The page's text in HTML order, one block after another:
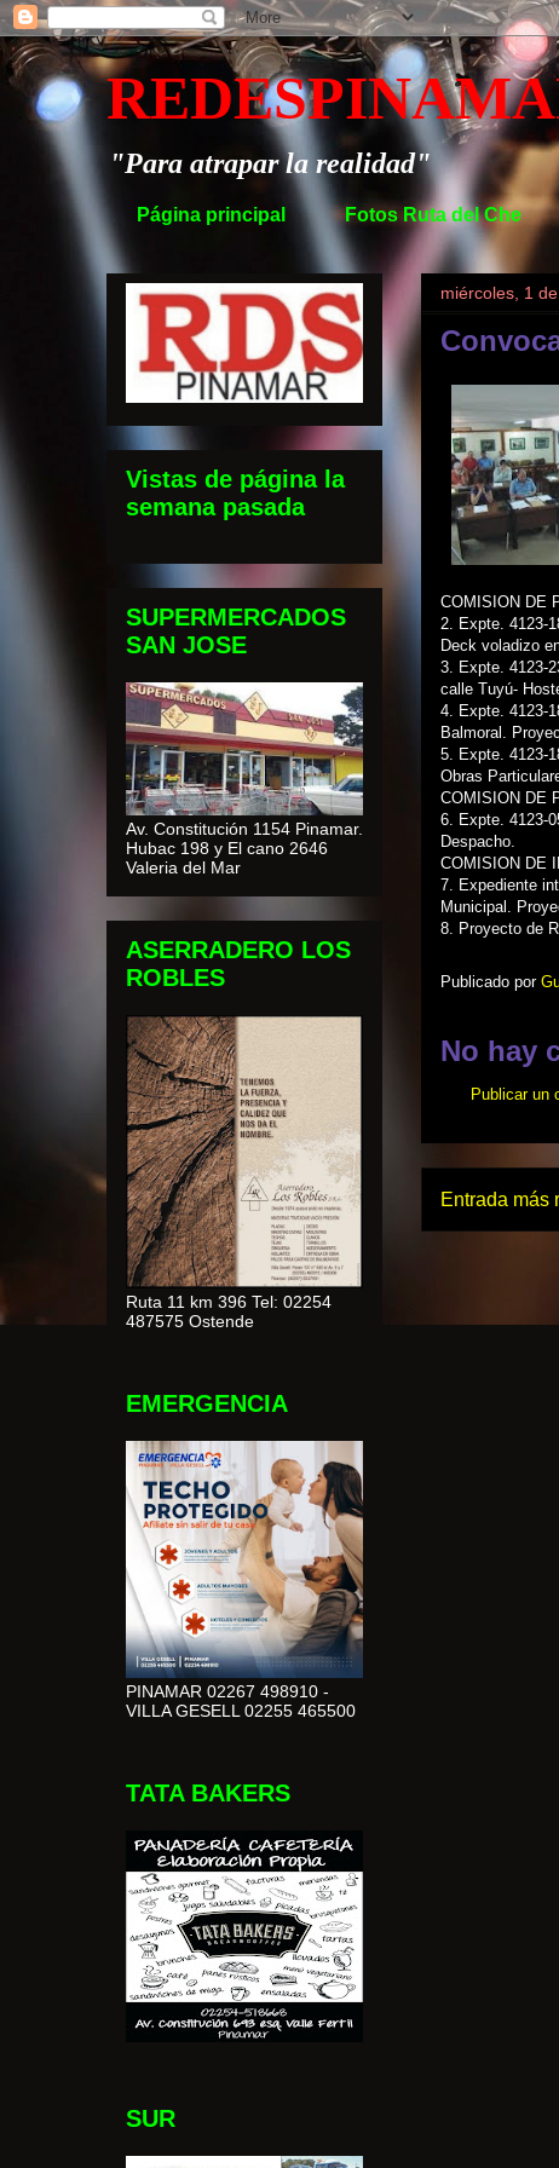
"Para atrapar la realidad"
Página principal Fotos Ruta del Che
miércoles, 1
COMISION DE
2. Expte. 4123-
Deck voladizo
3. Expte. 4123-
calle Tuyú-
4. Expte. 4123-
Balmoral.
5. Expte. 4123-
Obras
COMISION DE
6. Expte. 4123-
Despacho.
COMISION DE
7. Expediente
Municipal.
8. Proyecto de
Publicado por
No hay
Publicar un
Entrada más
Vistas de página la
semana pasada
SUPERMERCADOS
SAN JOSE
Av. Constitución 1154 Pinamar.
Hubac 198 y El cano 2646
Valeria del Mar
ASERRADERO LOS
ROBLES
Ruta 11 km 396 Tel: 02254
487575 Ostende
EMERGENCIA
PINAMAR 02267 498910 -
VILLA GESELL 02255 465500
TATA BAKERS
SUR